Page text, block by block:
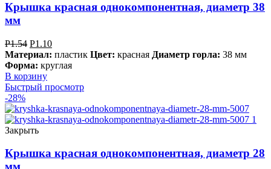
Крышка красная однокомпонентная, диаметр 38
мм
Р1.54 Р1.10
Материал: пластик Цвет: красная Диаметр горла: 38 мм
Форма: круглая
В корзину
Быстрый просмотр
-28%
Закрыть
Крышка красная однокомпонентная, диаметр 28